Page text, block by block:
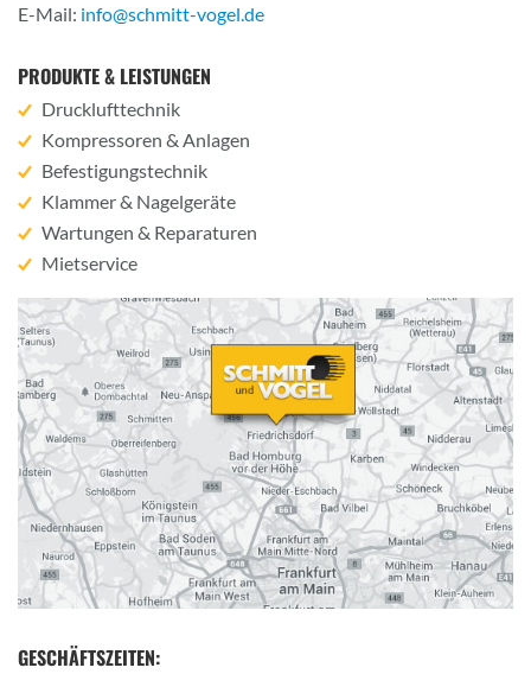
E-Mail: info@schmitt-vogel.de
PRODUKTE & LEISTUNGEN
Drucklufttechnik
Kompressoren & Anlagen
Befestigungstechnik
Klammer & Nagelgeräte
Wartungen & Reparaturen
Mietservice
GESCHÄFTSZEITEN: